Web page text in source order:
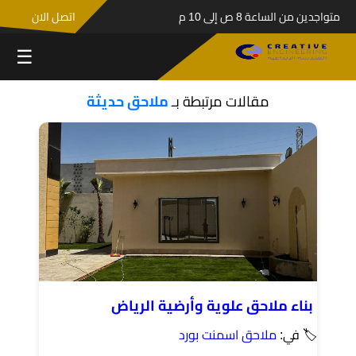
متواجدين من الساعة 8 ص إلى 10 م اتصل الان
☰
مقالات مرتبطة بـملاحق حديثة
بناء ملاحق علوية وأرضية الرياض
🏷 في: ملاحق اسمنت بورد